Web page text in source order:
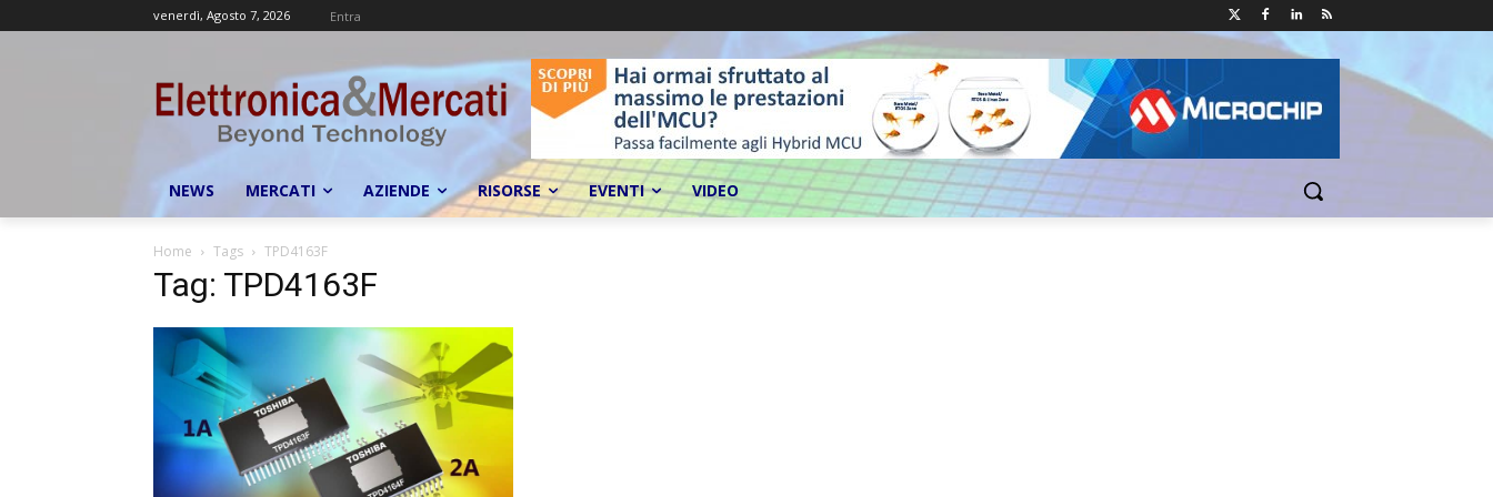
venerdì, Agosto 7, 2026 Entra
NEWS MERCATI AZIENDE RISORSE EVENTI VIDEO
Home Tags TPD4163F
Tag: TPD4163F